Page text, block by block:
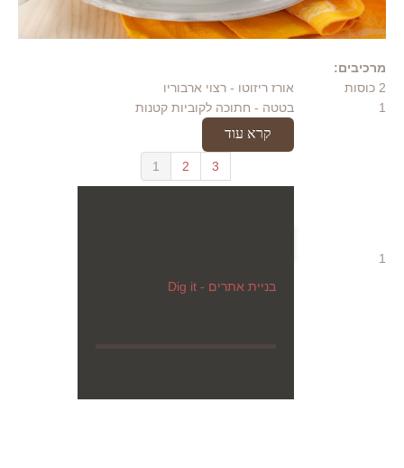
מרכיבים:
2 כוסות
אורז ריזוטו - רצוי ארבוריו
1
בטטה - חתוכה לקוביות קטנות
1
קרא עוד
1 2 3
בניית אתרים - Dig it